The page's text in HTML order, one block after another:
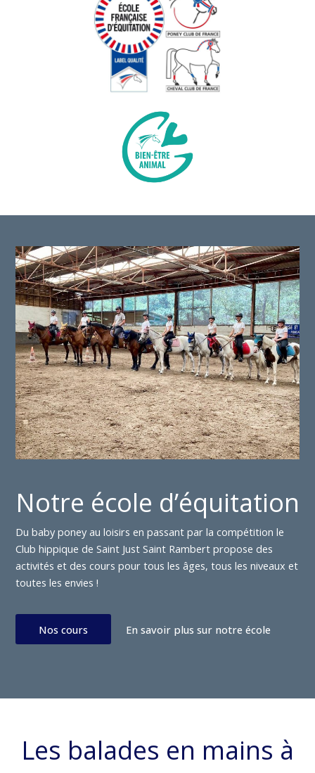
Notre école d’équitation
Du baby poney au loisirs en passant par la compétition le
Club hippique de Saint Just Saint Rambert propose des
activités et des cours pour tous les âges, tous les niveaux et
toutes les envies !
Nos cours En savoir plus sur notre école
Les balades en mains à